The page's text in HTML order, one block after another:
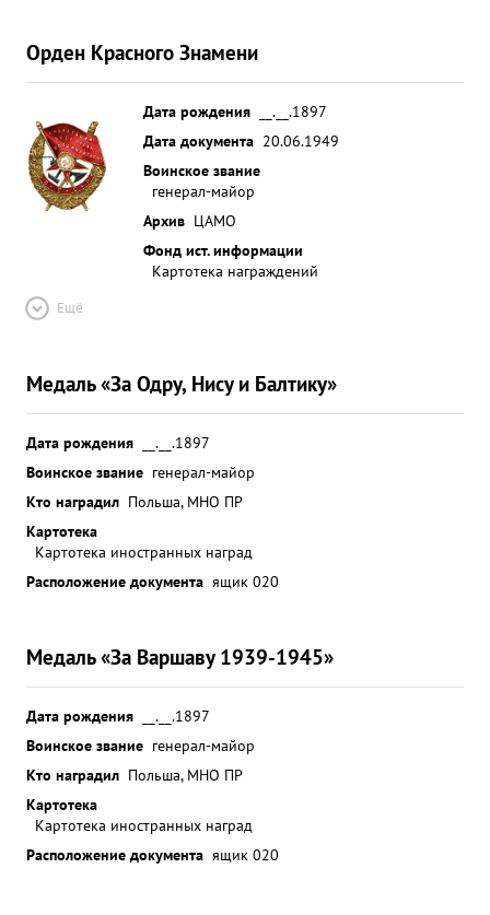
Орден Красного Знамени
Дата рождения
__.__.1897
Дата документа 20.06.1949
Воинское звание
генерал-майор
Архив ЦАМО
Фонд ист. информации
Картотека награждений
Ещё
Медаль «За Одру, Нису и Балтику»
Дата рождения
__.__.1897
Воинское звание генерал-майор
Кто наградил Польша, МНО ПР
Картотека
Картотека иностранных наград
Расположение документа ящик 020
Медаль «За Варшаву 1939-1945»
Дата рождения
__.__.1897
Воинское звание генерал-майор
Кто наградил Польша, МНО ПР
Картотека
Картотека иностранных наград
Расположение документа ящик 020